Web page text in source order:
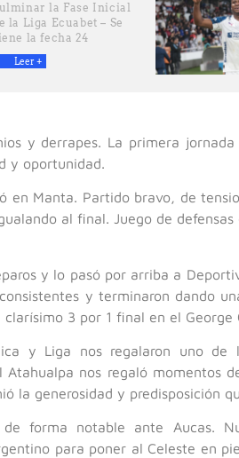
la Fase Inicial
la Liga Ecuabet – Se
la fecha 24
Leer +
y derrapes. La primera
y oportunidad.
en Manta. Partido bravo, de
al final. Juego de
y lo pasó por arriba a
y terminaron dando
3 por 1 final en el George
y Liga nos regalaron uno
Atahualpa nos regaló momentos
la generosidad y predisposición
de forma notable ante Aucas.
para poner al Celeste en